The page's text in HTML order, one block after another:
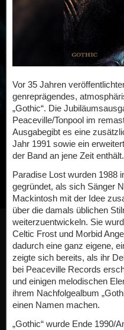
Vor 35 Jahren
genreprägendes,
„Gothic“. Die
Peaceville/Tonpool im
Ausgabegibt es eine
Jahr 1991 sowie ein
der Band an jene Zeit enthält.
Paradise Lost wurden 1988
gegründet, als sich Sänger
Mackintosh mit der Idee
über die damals üblichen
weiterzuentwickeln. Sie
Celtic Frost und Morbid
dadurch eine ganz eigene,
zeigte sich bereits, als ihr
bei Peaceville Records
und einigen melodischen
ihrem Nachfolgealbum
einen Namen machen.
„Gothic“ wurde Ende 1990/